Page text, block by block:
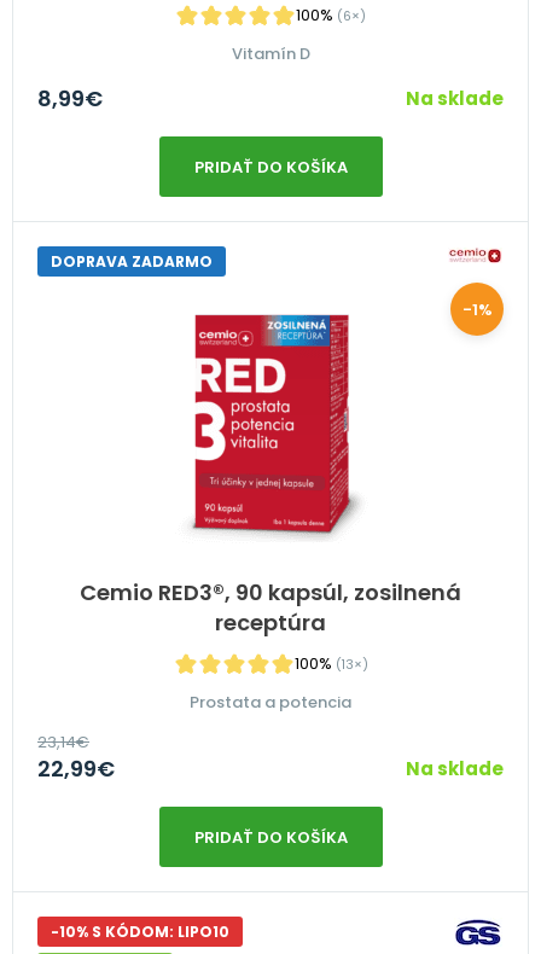
100% (6×)
Vitamín D
8,99€ Na sklade
PRIDAŤ DO KOŠÍKA
Cemio RED3®, 90 kapsúl, zosilnená
receptúra
100% (13×)
DOPRAVA ZADARMO
Prostata a potencia
-1%
23,14€
22,99€ Na sklade
PRIDAŤ DO KOŠÍKA
-10% S KÓDOM: LIPO10